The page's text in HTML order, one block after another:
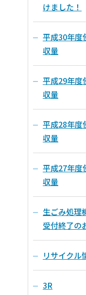
けました！
平成30年度
収量
平成29年度
収量
平成28年度
収量
平成27年度
収量
生ごみ処理
受付終了の
リサイクル
3R